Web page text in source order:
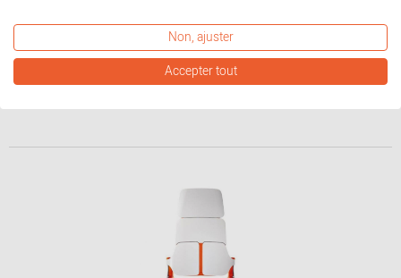
586,00 €*
Non, ajuster
Accepter tout